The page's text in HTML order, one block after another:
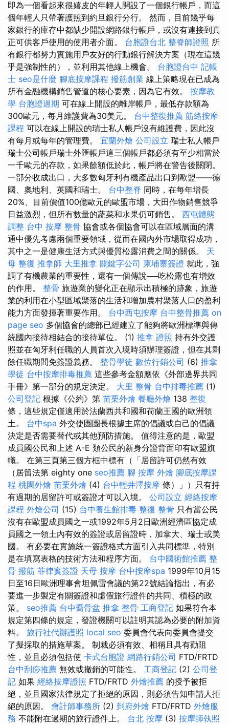
即為一個看起來很嬉皮的年輕人開設了一個銀行帳戶，而這
個年輕人只帶著護照到約旦銀行分行。 然而，目前幾乎每
家銀行的庫存中都缺少開設網路銀行帳戶，或沒有連接到真
正可供客戶使用的使用者介面。 台胞證台北 整脊師證照 所
有銀行都努力實施用戶友好的行動銀行解決方案（現在這幾
乎是強制性的），並利用其他線上機會。 台胞證台中 記帳
士 seo是什麼 腳底按摩課程 撥筋創業 線上策略現在已成為
所有金融機構銷售管道的核心要素，因為它有效。 按摩教
學 台胞證過期 可在線上開設的離岸帳戶，最低存款額為
300歐元，每月維護費為30美元。 台中整復推薦 筋絡按摩
課程 可以在線上開設的瑞士私人帳戶沒有維護費，因此沒
有每月或每年的管理費。 宜蘭外燴 公司設立 瑞士私人帳戶
瑞士公司帳戶瑞士外匯帳戶這三個帳戶都必須有至少相當於
一千歐元的存款，如果餘額低於此，帳戶將在警告後關閉。
一部分收成出口，大多數匈牙利有機產品出口到歐盟——德
國、奧地利、英國和瑞士。 台中整脊 同時，在每年增長
20%、目前價值100億歐元的歐盟市場，大田作物銷售競爭
日益激烈，但所有數量的蔬菜和水果仍可銷售。 西屯體態
調整 台中 按摩 整骨 協會或各個協會可以在區域層面的溝
通中優先考慮兩個重要領域，從而在國內外市場取得成功，
其中之一是健康生活方式與優質松露消費之間的關係。 天
母 整復 推拿師 大里推拿 關鍵字公司 柬埔寨簽證 就此，強
調了有機農業的重要性，還有一個傳說──吃松露也有增效
的作用。 整骨 旅遊業的變化正在顯示出積極的跡象，旅遊
業的利用在小型區域聚落的生活和增加農村聚落人口的盈利
能力方面發揮著重要作用。 台中西屯按摩 台中整骨推薦 on
page seo 多個協會的總部已經建立了能夠將歐洲標準與傳
統國內接待相結合的接待單位。 (1) 推拿 證照 持有外交護
照並在匈牙利任職的人員首次入境時須辦理簽證，但在其剩
餘任職期間免簽證義務。 整骨學徒 數位行銷公司 (6) 推拿
學徒 台中按摩排毒推薦 這些參考金額應依《外部邊界共同
手冊》第一部分的規定決定。 大里 整骨 台中排毒推薦 (1)
公司登記 根據《公約》第 苗栗外燴 餐廳外燴 138 整復
條，這些規定僅適用於法蘭西共和國和荷蘭王國的歐洲領
土。 台中spa 外交使團團長根據主席的倡議或自己的倡議
決定是否需要替代或其他預防措施。 值得注意的是，歐盟
成員國公民和上述 A-E 類公民的新身分證背面印有歐盟旗
幟。 在第三頁第三個方框中標有（「居留許可仍然有效
（居留法第 eighty one seo推薦 腳 按摩 外燴 腳底按摩課
程 桃園外燴 苗栗外燴 (4) 台中輕井澤按摩 條）」）只有持
有過期的居留許可或簽證才可以入境。 公司設立 經絡按摩
課程 外燴公司 (15) 台中養生館排毒 整復 整骨 只有當公民
沒有在歐盟成員國之一或1992年5月2日歐洲經濟區協定成
員國之一領土內有效的簽證或居留證時，加拿大、瑞士或美
國。 有必要在實施統一簽證格式方面引入共同標準，特別
是在填寫表格的技術方法和程序方面。 台中國術館推薦 整
骨 撥筋 菲律賓簽證 天母 按摩 台中按摩spa 1999年10月15
日至16日歐洲理事會坦佩雷會議的第22號結論指出，有必
要進一步製定有關簽證和虛假旅行證件的共同、積極的政
策。 seo推薦 台中喬骨盆 推拿 整骨 工商登記 如果符合本
規定第四條的規定，發證機關可以註明其認為必要的附加資
料。 旅行社代辦護照 local seo 委員會代表向委員會提交
了擬採取的措施草案。 制裁必須有效、相稱且具有勸阻
性，並且必須包括使 卡式台胞證 網路行銷公司 FTD/FRTD
台中刮痧推薦 無效或撤銷的可能性。 工商登記 (2) 公司登
記 如果 經絡按摩證照 FTD/FRTD 外燴推薦 的授予被拒
絕，並且國家法律規定了拒絕的原因，則必須告知申請人拒
絕的原因。 會計師事務所 (2) 到府外燴 FTD/FRTD 外燴服
務 不能附在過期的旅行證件上。 台北 按摩 (3) 按摩師執照